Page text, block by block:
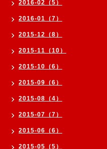
2016-02（5）
2016-01（7）
2015-12（8）
2015-11（10）
2015-10（6）
2015-09（6）
2015-08（4）
2015-07（7）
2015-06（6）
2015-05（5）